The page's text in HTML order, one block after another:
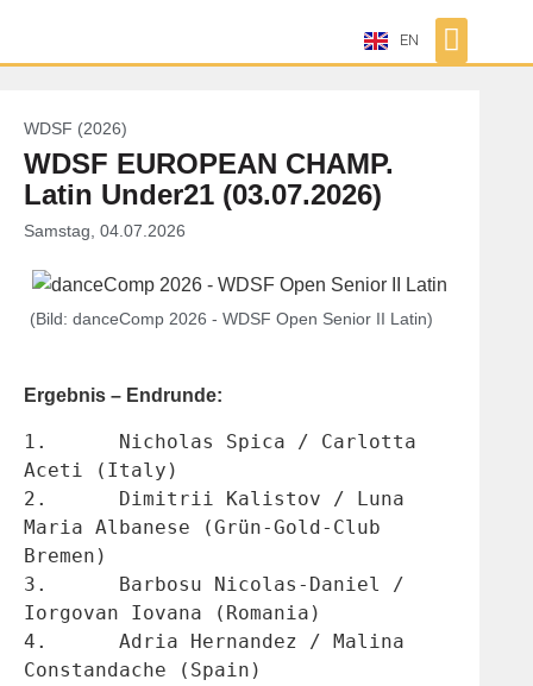
EN
WDSF (2026)
WDSF EUROPEAN CHAMP.
Latin Under21 (03.07.2026)
Samstag, 04.07.2026
(Bild: danceComp 2026 - WDSF Open Senior II Latin)
Ergebnis – Endrunde:
1.	Nicholas Spica / Carlotta
Aceti (Italy)
2.	Dimitrii Kalistov / Luna
Maria Albanese (Grün-Gold-Club
Bremen)
3.	Barbosu Nicolas-Daniel /
Iorgovan Iovana (Romania)
4.	Adria Hernandez / Malina
Constandache (Spain)